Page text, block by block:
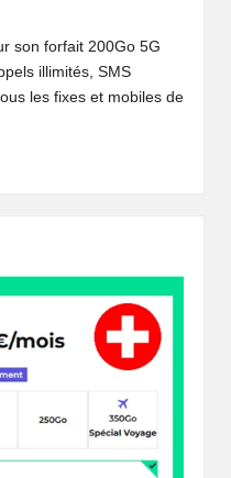
son forfait 200Go 5G
illimités, SMS
les fixes et mobiles de